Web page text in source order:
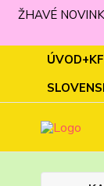
ŽHAVÉ
ÚVOD+KF